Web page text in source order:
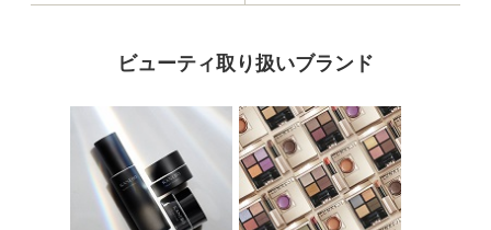
ビューティ取り扱いブランド